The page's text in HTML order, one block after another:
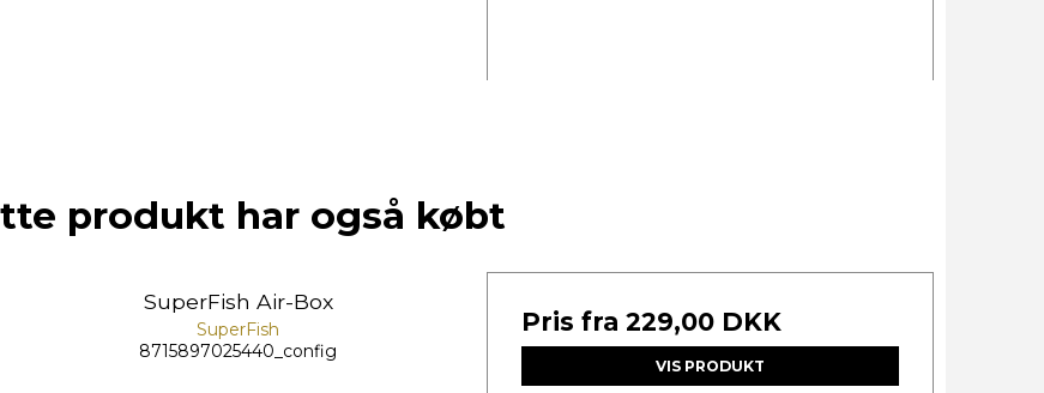
produkt har også købt
SuperFish Air-Box
SuperFish
8715897025440_config
Pris fra 229,00 DKK
VIS PRODUKT